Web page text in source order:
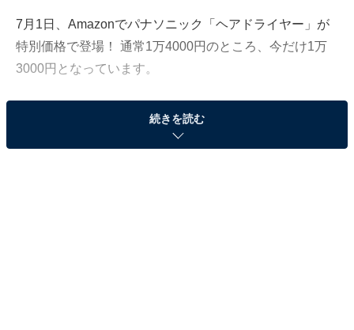
7月1日、Amazonでパナソニック「ヘアドライヤー」が
特別価格で登場！ 通常1万4000円のところ、今だけ1万
3000円となっています。
そのほかにも注目の商品がラインナップされているの
で、あわせて紹介していきましょう。
続きを読む